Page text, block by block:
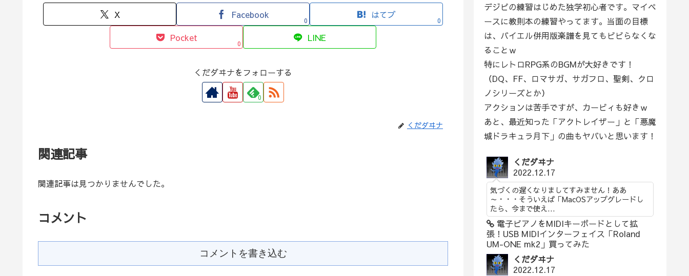
X
Facebook
0
はてブ
0
Pocket
0
LINE
くだダヰナをフォローする
0
くだダヰナ
関連記事
関連記事は見つかりませんでした。
コメント
コメントを書き込む
デジピの練習はじめた独学初心者です。マイペ
ースに教則本の練習やってます。当面の目標
は、バイエル併用版楽譜を見てもビビらなくな
ることｗ
特にレトロRPG系のBGMが大好きです！
（DQ、FF、ロマサガ、サガフロ、聖剣、クロ
ノシリーズとか）
アクションは苦手ですが、カービィも好きｗ
あと、最近知った「アクトレイザー」と「悪魔
城ドラキュラ月下」の曲もヤバいと思います！
くだダヰナ
2022.12.17
気づくの遅くなりましてすみません！ああ
～・・・そういえば「MacOSアップグレードし
たら、今まで使え...
電子ピアノをMIDIキーボードとして拡
張！USB MIDIインターフェイス「Roland
UM-ONE mk2」買ってみた
くだダヰナ
2022.12.17